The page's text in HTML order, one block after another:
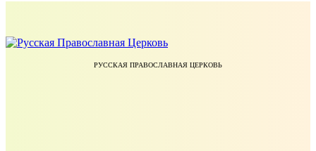
РУССКАЯ ПРАВОСЛАВНАЯ ЦЕРКОВЬ